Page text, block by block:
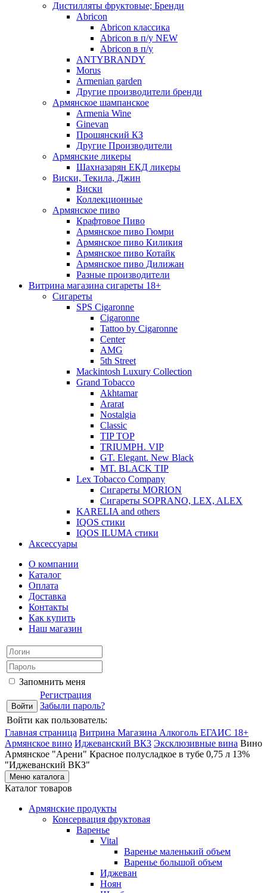
Дистилляты фруктовые; Бренди
Abricon
Abricon классика
Abricon в п/у NEW
Abricon в п/у
ANTYBRANDY
Morus
Armenian garden
Другие производители бренди
Армянское шампанское
Armenia Wine
Ginevan
Прошянский КЗ
Другие Производители
Армянские ликеры
Шахназарян ЕКД ликеры
Виски, Текила, Джин
Виски
Коллекционные
Армянское пиво
Крафтовое Пиво
Армянское пиво Гюмри
Армянское пиво Киликия
Армянское пиво Котайк
Армянское пиво Дилижан
Разные производители
Витрина магазина сигареты 18+
Cигареты
SPS Cigaronne
Сigaronne
Tattoo by Cigaronne
Center
AMG
5th Street
Mackintosh Luxury Collection
Grand Tobacco
Akhtamar
Ararat
Nostalgia
Classic
TIP TOP
TRIUMPH. VIP
GT. Elegant. New Black
MT. BLACK TIP
Lex Tobacco Company
Сигареты MORION
Сигареты SOPRANO, LEX, ALEX
KARELIA and others
IQOS стики
IQOS ILUMA стики
Аксессуары
О компании
Каталог
Оплата
Доставка
Контакты
Как купить
Наш магазин
Запомнить меня
Регистрация
Забыли пароль?
Войти как пользователь:
Главная страница Витрина Магазина Алкоголь ЕГАИС 18+
Армянское вино Иджеванский ВК3 Эксклюзивные вина Вино
Армянское "Арени" Красное полусладкое в тубе 0,75 л 13%
"Иджеванский ВКЗ"
Меню каталога
Каталог товаров
Армянские продукты
Консервация фруктовая
Варенье
Vital
Варенье маленький объем
Варенье большой объем
Иджеван
Ноян